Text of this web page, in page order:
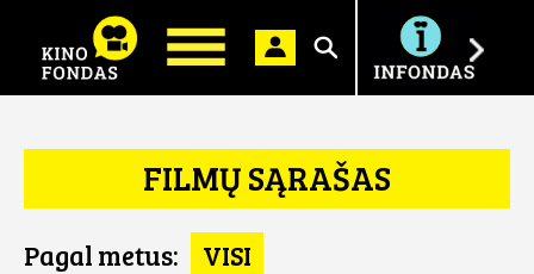
Ieškoti
FILMŲ SĄRAŠAS
Pagal metus: VISI